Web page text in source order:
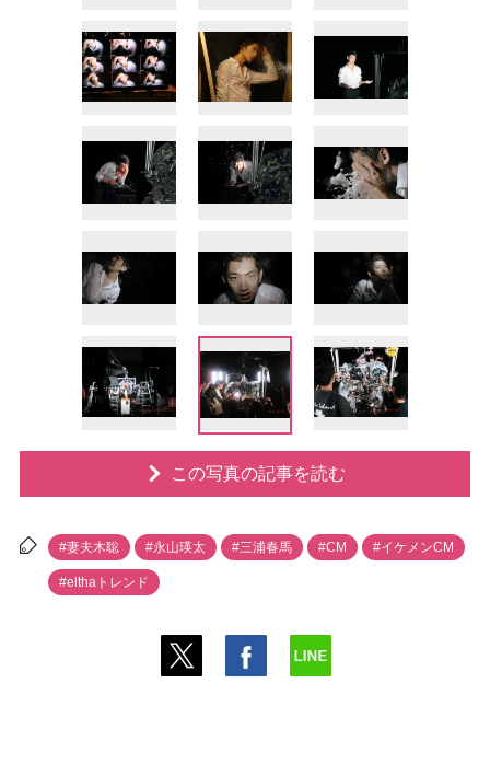
この写真の記事を読む
#妻夫木聡 #永山瑛太 #三浦春馬 #CM #イケメンCM
#elthaトレンド